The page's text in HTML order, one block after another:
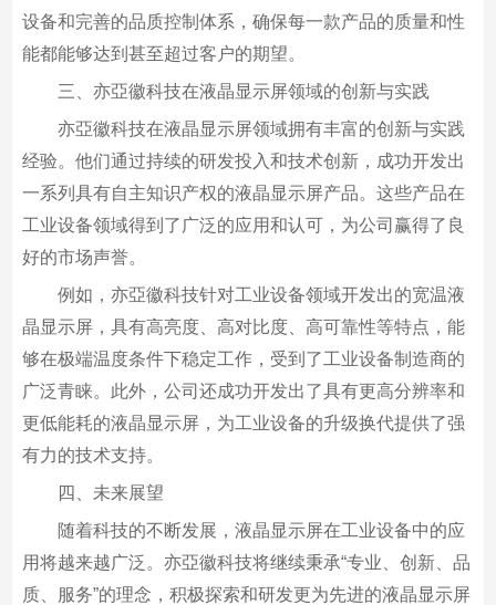
设备和完善的品质控制体系，确保每一款产品的质量和性
能都能够达到甚至超过客户的期望。
三、亦亞徽科技在液晶显示屏领域的创新与实践
亦亞徽科技在液晶显示屏领域拥有丰富的创新与实践
经验。他们通过持续的研发投入和技术创新，成功开发出
一系列具有自主知识产权的液晶显示屏产品。这些产品在
工业设备领域得到了广泛的应用和认可，为公司赢得了良
好的市场声誉。
例如，亦亞徽科技针对工业设备领域开发出的宽温液
晶显示屏，具有高亮度、高对比度、高可靠性等特点，能
够在极端温度条件下稳定工作，受到了工业设备制造商的
广泛青睐。此外，公司还成功开发出了具有更高分辨率和
更低能耗的液晶显示屏，为工业设备的升级换代提供了强
有力的技术支持。
四、未来展望
随着科技的不断发展，液晶显示屏在工业设备中的应
用将越来越广泛。亦亞徽科技将继续秉承“专业、创新、品
质、服务”的理念，积极探索和研发更为先进的液晶显示屏